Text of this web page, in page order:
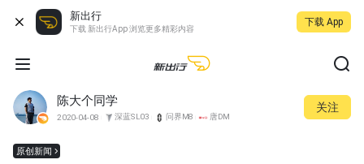
新出行
下载 新出行App 浏览更多精彩内容
下载 App
陈大个同学
2020-04-08 深蓝SL03 问界M8 唐DM
关注
原创新闻